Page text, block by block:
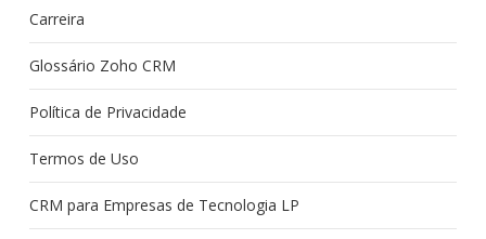
Carreira
Glossário Zoho CRM
Política de Privacidade
Termos de Uso
CRM para Empresas de Tecnologia LP